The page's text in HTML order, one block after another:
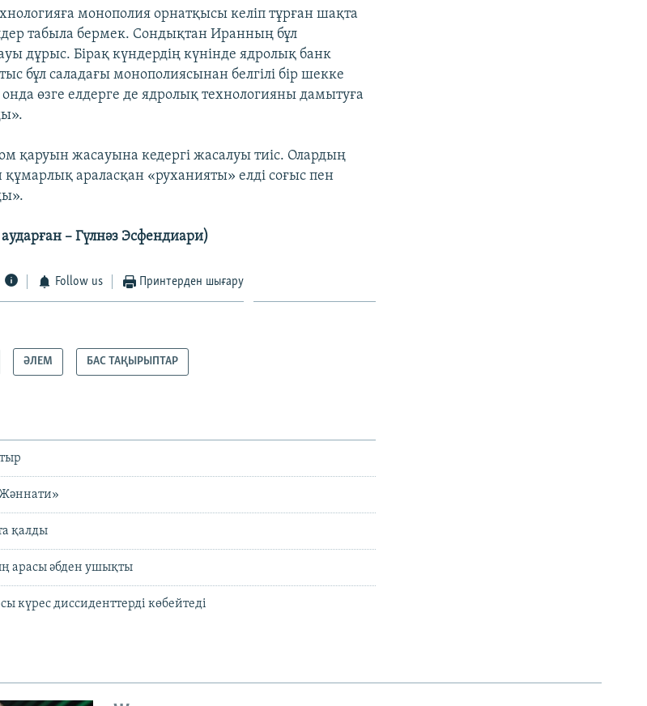
монополия орнатқысы келіп тұрған шақта
табыла бермек. Сондықтан Иранның бұл
дұрыс. Бірақ күндердің күнінде ядролық банк
бұл саладағы монополиясынан белгілі бір шекке
онда өзге елдерге де ядролық технологияны дамытуға
қаруын жасауына кедергі жасалуы тиіс. Олардың
құмарлық араласқан «руханияты» елді соғыс пен
аударған – Гүлнәз Эсфендиари)
Follow us Принтерден шығару
ӘЛЕМ БАС ТАҚЫРЫПТАР
қалды
арасы әбден ушықты
күрес диссиденттерді көбейтеді